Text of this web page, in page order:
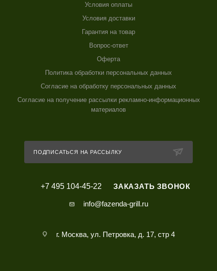
Условия оплаты
Условия доставки
Гарантия на товар
Вопрос-ответ
Оферта
Политика обработки персональных данных
Согласие на обработку персональных данных
Согласие на получение рассылки рекламно-информационных
материалов
ПОДПИСАТЬСЯ НА РАССЫЛКУ
+7 495 104-45-22 ЗАКАЗАТЬ ЗВОНОК
info@fazenda-grill.ru
г. Москва, ул. Петровка, д. 17, стр 4